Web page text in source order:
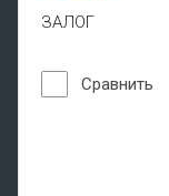
ЗАЛОГ
Сравнить